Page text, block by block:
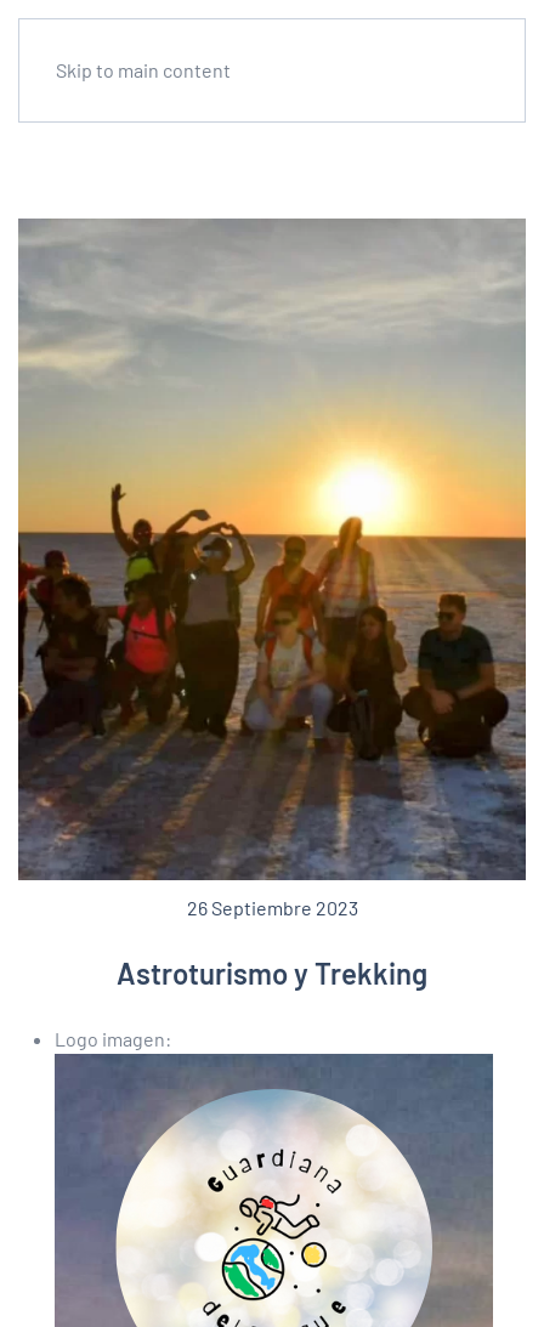
Skip to main content
26 Septiembre 2023
Astroturismo y Trekking
Logo imagen: